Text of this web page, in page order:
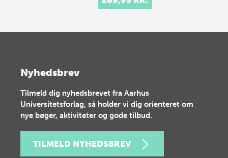
Nyhedsbrev
Tilmeld dig nyhedsbrevet fra Aarhus
Universitetsforlag, så holder vi dig orienteret om
nye bøger, aktiviteter og gode tilbud.
TILMELD NYHEDSBREV